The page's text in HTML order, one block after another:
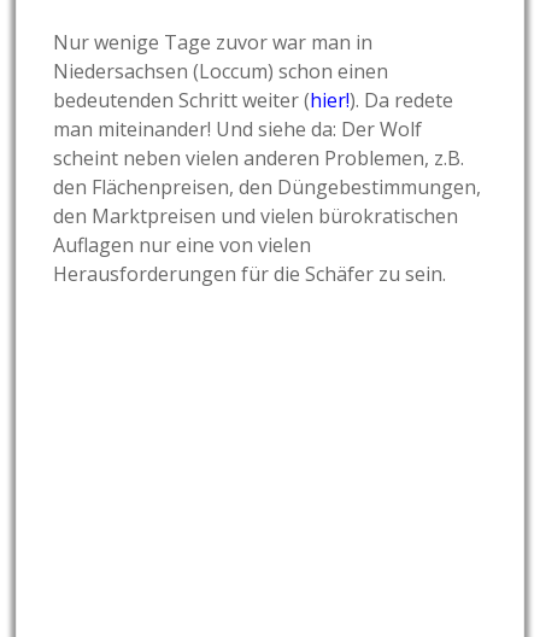
Nur wenige Tage zuvor war man in
Niedersachsen (Loccum) schon einen
bedeutenden Schritt weiter (hier!). Da redete
man miteinander! Und siehe da: Der Wolf
scheint neben vielen anderen Problemen, z.B.
den Flächenpreisen, den Düngebestimmungen,
den Marktpreisen und vielen bürokratischen
Auflagen nur eine von vielen
Herausforderungen für die Schäfer zu sein.